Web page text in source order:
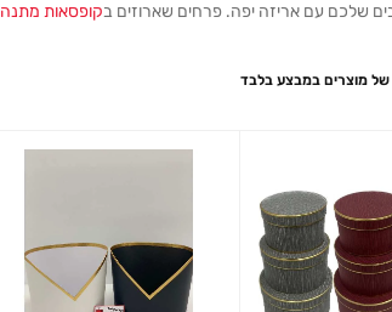
שלכם עם אריזה יפה. פרחים שארוזים בקופסאות מתנה
מוצרים במבצע בלבד